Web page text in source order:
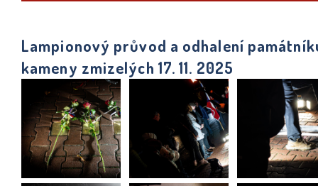
Lampionový průvod a odhalení
kameny zmizelých 17. 11. 2025